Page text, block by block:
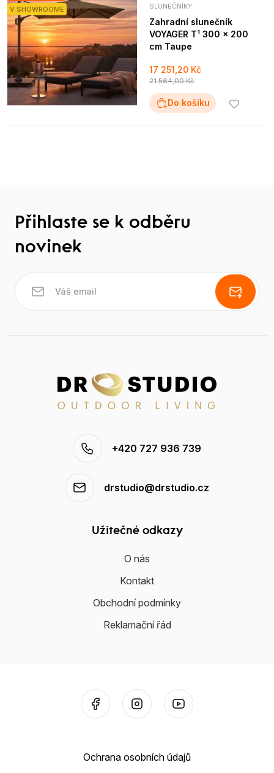
V SHOWROOME
SLUNEČNÍKY
Zahradní slunečník
VOYAGER T¹ 300 x 200
cm Taupe
17 251,20 Kč
21 564,00 Kč
Do košíku
Přihlaste se k odběru
novinek
+420 727 936 739
drstudio@drstudio.cz
Užitečné odkazy
O nás
Kontakt
Obchodní podmínky
Reklamační řád
Ochrana osobních údajů